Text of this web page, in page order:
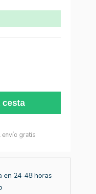
cesta
envío gratis
en 24-48 horas